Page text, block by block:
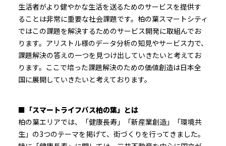
生活者がより健やかな生活を送るためのサービスを提供す
ることは非常に重要な社会課題です。柏の葉スマートシティ
ではこの課題を解決するためのサービス開発に取組んでお
ります。アリストル様のデータ分析の知見やサービス力で、
課題解決の答えの一つを見つけ出していきたいと考えてお
ります。ここで培った課題解決のための価値創造は日本全
国に展開していきたいと考えております。
■ 「スマートライフパス柏の葉」とは
柏の葉エリアでは、「健康長寿」「新産業創造」「環境共
生」の3つのテーマを掲げて、街づくりを行ってきました。